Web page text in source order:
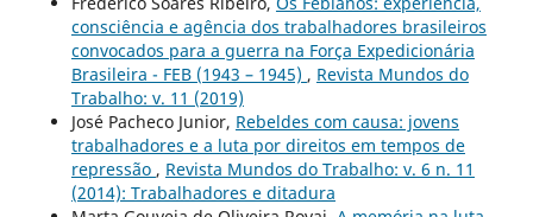
consciência e agência dos trabalhadores brasileiros
convocados para a guerra na Força Expedicionária
Brasileira - FEB (1943 – 1945) , Revista Mundos do
Trabalho: v. 11 (2019)
José Pacheco Junior, Rebeldes com causa: jovens
trabalhadores e a luta por direitos em tempos de
repressão , Revista Mundos do Trabalho: v. 6 n. 11
(2014): Trabalhadores e ditadura